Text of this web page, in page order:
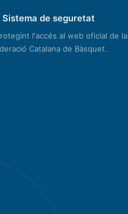
Sistema de seguretat
l'accés al web oficial de la
Catalana de Bàsquet.